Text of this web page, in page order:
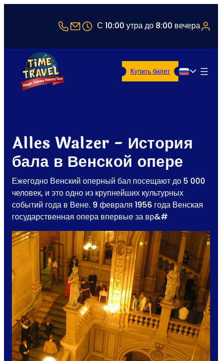
+43 1 5321514
office@timetravel-vienna.at
С 10:00 утра до 8:00 вечера
Русский
Купить билет
Alles Walzer - История
бала в Венской опере
Ежегодно Венский оперный бал посещают до 5 000
человек, и это одно из крупнейших культурных
событий года в Вене. 9 февраля 1956 года Венская
государственная опера впервые за вр&#